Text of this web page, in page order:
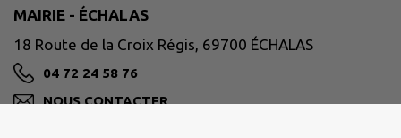
MAIRIE - ÉCHALAS
18 Route de la Croix Régis, 69700 ÉCHALAS
04 72 24 58 76
NOUS CONTACTER